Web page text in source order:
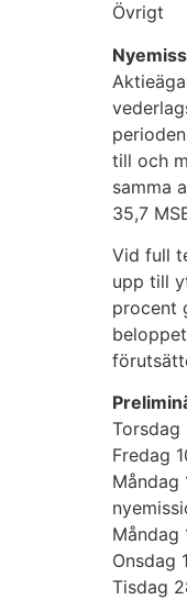
till och
samma
35,7
Vid full
upp till
procent
Torsdag
Fredag
Måndag
Måndag
Onsdag
Tisdag